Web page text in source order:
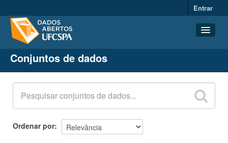
Entrar
Conjuntos de dados
Organizações
Grupos
Sobre
Conjuntos de dados
Ordenar por